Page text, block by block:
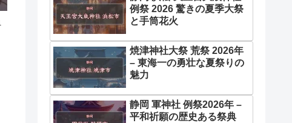
例祭 2026 驚きの夏季大祭
と手筒花火
焼津神社大祭 荒祭 2026年
– 東海一の勇壮な夏祭りの
魅力
静岡 軍神社 例祭2026年 –
平和祈願の歴史ある祭典